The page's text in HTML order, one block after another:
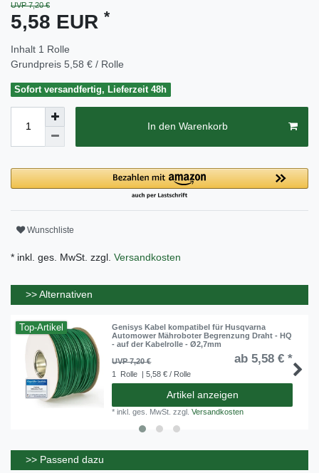
UVP 7,20 €
5,58 EUR *
Inhalt 1 Rolle
Grundpreis 5,58 € / Rolle
Sofort versandfertig, Lieferzeit 48h
In den Warenkorb
Wunschliste
* inkl. ges. MwSt. zzgl. Versandkosten
>> Alternativen
Top-Artikel
Genisys Kabel kompatibel für Husqvarna
Automower Mähroboter Begrenzung Draht - HQ
- auf der Kabelrolle - Ø2,7mm
UVP 7,20 €
ab 5,58 € *
1 Rolle | 5,58 € / Rolle
Artikel anzeigen
*inkl. ges. MwSt. zzgl.Versandkosten
>> Passend dazu